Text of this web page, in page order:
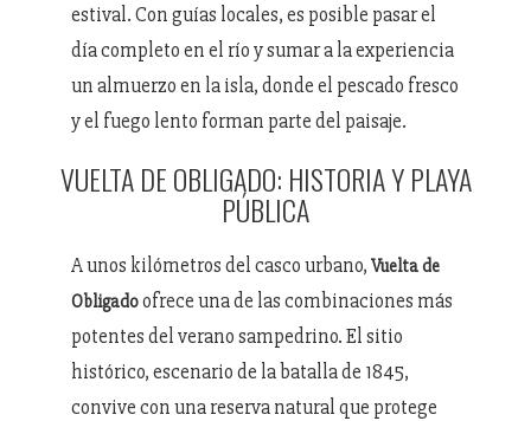
estival. Con guías locales, es posible pasar el
día completo en el río y sumar a la experiencia
un almuerzo en la isla, donde el pescado fresco
y el fuego lento forman parte del paisaje.
VUELTA DE OBLIGADO: HISTORIA Y PLAYA
PÚBLICA
A unos kilómetros del casco urbano, Vuelta de
Obligadoofrece una de las combinaciones más
potentes del verano sampedrino. El sitio
histórico, escenario de la batalla de 1845,
convive con una reserva natural que protege